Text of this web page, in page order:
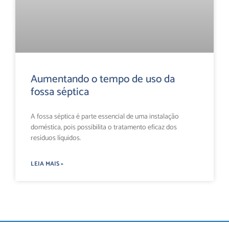
Aumentando o tempo de uso da
fossa séptica
A fossa séptica é parte essencial de uma instalação
doméstica, pois possibilita o tratamento eficaz dos
resíduos líquidos.
LEIA MAIS »